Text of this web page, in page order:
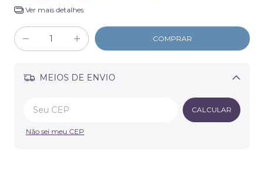
Ver mais detalhes
MEIOS DE ENVIO
Alterar CEP
CALCULAR
Não sei meu CEP